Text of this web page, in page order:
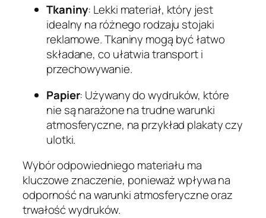
Tkaniny: Lekki materiał, który jest
idealny na różnego rodzaju stojaki
reklamowe. Tkaniny mogą być łatwo
składane, co ułatwia transport i
przechowywanie.
Papier: Używany do wydruków, które
nie są narażone na trudne warunki
atmosferyczne, na przykład plakaty czy
ulotki.
Wybór odpowiedniego materiału ma
kluczowe znaczenie, ponieważ wpływa na
odporność na warunki atmosferyczne oraz
trwałość wydruków.